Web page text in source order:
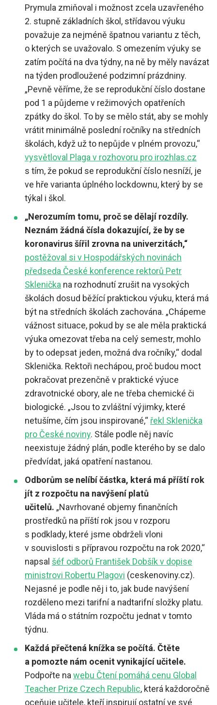
Prymula zmiňoval i možnost zcela uzavřeného
2. stupně základních škol, střídavou výuku
považuje za nejméně špatnou variantu z těch,
o kterých se uvažovalo. S omezením výuky se
zatím počítá na dva týdny, na ně by měly navázat
na týden prodloužené podzimní prázdniny.
„Pevně věříme, že se reprodukční číslo dostane
pod 1 a půjdeme v režimových opatřeních
zpátky do škol. To by se mělo stát, aby se mohly
vrátit minimálně poslední ročníky na středních
školách, když už to nepůjde v plném provozu,“
vysvětloval Plaga v rozhovoru pro irozhlas.cz
s tím, že pokud se reprodukční číslo nesníží, je
ve hře varianta úplného lockdownu, který by se
týkal i škol.
„Nerozumím tomu, proč se dělají rozdíly.
Neznám žádná čísla dokazující, že by se
koronavirus šířil zrovna na univerzitách,“
postěžoval si v Hospodářských novinách
předseda České konference rektorů Petr
Sklenička na rozhodnutí zrušit na vysokých
školách dosud běžící praktickou výuku, která má
být na středních školách zachována. „Chápeme
vážnost situace, pokud by se ale měla praktická
výuka omezovat třeba na celý semestr, mohlo
by to odepsat jeden, možná dva ročníky,“ dodal
Sklenička. Rektoři nechápou, proč budou moct
pokračovat prezenčně v praktické výuce
zdravotnické obory, ale ne třeba chemické či
biologické. „Jsou to zvláštní výjimky, které
netušíme, čím jsou inspirované,“ řekl Sklenička
pro České noviny. Stále podle něj navíc
neexistuje žádný plán, podle kterého by se dalo
předvídat, jaká opatření nastanou.
Odborům se nelíbí částka, která má příští rok
jít z rozpočtu na navýšení platů
učitelů. „Navrhované objemy finančních
prostředků na příští rok jsou v rozporu
s podklady, které jsme obdrželi vloni
v souvislosti s přípravou rozpočtu na rok 2020,“
napsal šéf odborů František Dobšík v dopise
ministrovi Robertu Plagovi (ceskenoviny.cz).
Nejasné je podle něj i to, jak bude navýšení
rozděleno mezi tarifní a nadtarifní složky platu.
Vláda má o státním rozpočtu jednat v tomto
týdnu.
Každá přečtená knížka se počítá. Čtěte
a pomozte nám ocenit vynikající učitele.
Podpořte nawebu Čtení pomáhá cenu Global
Teacher Prize Czech Republic, která každoročně
oceňuje učitele, kteří inspirují ostatní ve své